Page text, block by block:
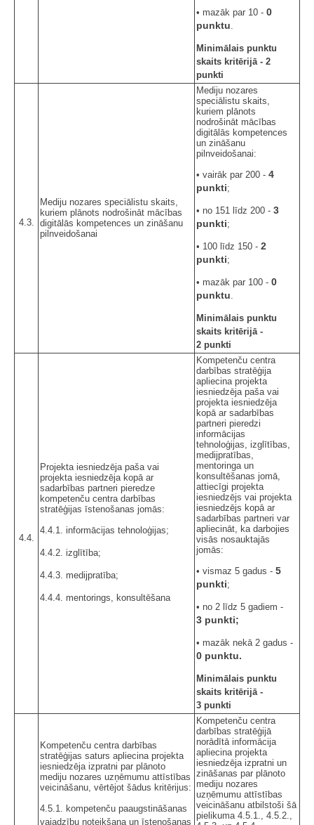
• mazāk par 10 - 0
punktu.
Minimālais punktu
skaits kritērijā - 2
punkti
4.3.
Mediju nozares speciālistu skaits,
kuriem plānots nodrošināt mācības
digitālās kompetences un zināšanu
pilnveidošanai
Mediju nozares
speciālistu skaits,
kuriem plānots
nodrošināt mācības
digitālās kompetences
un zināšanu
pilnveidošanai:
• vairāk par 200 - 4
punkti;
• no 151 līdz 200 - 3
punkti;
• 100 līdz 150 - 2
punkti;
• mazāk par 100 - 0
punktu.
Minimālais punktu
skaits kritērijā -
2 punkti
4.4.
Projekta iesniedzēja paša vai
projekta iesniedzēja kopā ar
sadarbības partneri pieredze
kompetenču centra darbības
stratēģijas īstenošanas jomās:
4.4.1. informācijas tehnoloģijas;
4.4.2. izglītība;
4.4.3. medijpratība;
4.4.4. mentorings, konsultēšana
Kompetenču centra
darbības stratēģija
apliecina projekta
iesniedzēja paša vai
projekta iesniedzēja
kopā ar sadarbības
partneri pieredzi
informācijas
tehnoloģijas, izglītības,
medijpratības,
mentoringa un
konsultēšanas jomā,
attiecīgi projekta
iesniedzējs vai projekta
iesniedzējs kopā ar
sadarbības partneri var
apliecināt, ka darbojies
visās nosauktajās
jomās:
• vismaz 5 gadus - 5
punkti;
• no 2 līdz 5 gadiem -
3 punkti;
• mazāk nekā 2 gadus -
0 punktu.
Minimālais punktu
skaits kritērijā -
3 punkti
Kompetenču centra darbības
stratēģijas saturs apliecina projekta
iesniedzēja izpratni par plānoto
mediju nozares uzņēmumu attīstības
veicināšanu, vērtējot šādus kritērijus:
4.5.1. kompetenču paaugstināšanas
vajadzību noteikšana un īstenošanas
Kompetenču centra
darbības stratēģijā
norādītā informācija
apliecina projekta
iesniedzēja izpratni un
zināšanas par plānoto
mediju nozares
uzņēmumu attīstības
veicināšanu atbilstoši šā
pielikuma 4.5.1., 4.5.2.,